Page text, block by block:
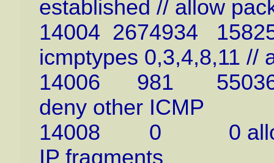
established // allow
14004 2674934
icmptypes 0,3,4,8,11 //
14006 981 55036
deny other ICMP
14008 0 0 allow ip
IP fragments